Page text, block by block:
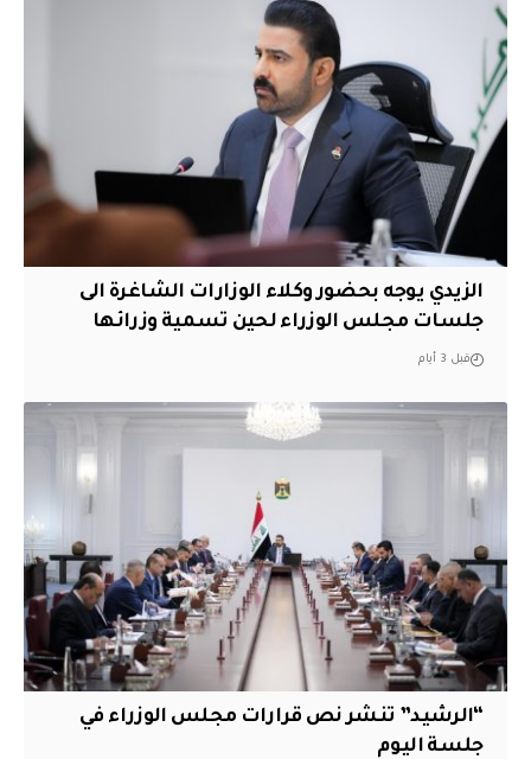
الزيدي يوجه بحضور وكلاء الوزارات الشاغرة الى
جلسات مجلس الوزراء لحين تسمية وزرائها
قبل 3 أيام
“الرشيد” تنشر نص قرارات مجلس الوزراء في
جلسة اليوم